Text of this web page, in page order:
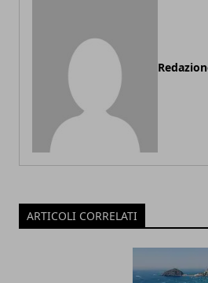
ARTICOLI CORRELATI